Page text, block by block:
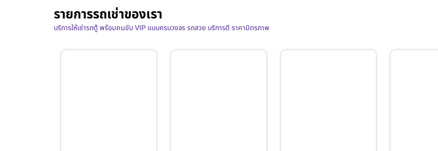
รายการรถเช่าของเรา
บริการให้เช่ารถตู้ พร้อมคนขับ VIP แบบครบวงจร รถสวย บริการดี ราคามิตรภาพ